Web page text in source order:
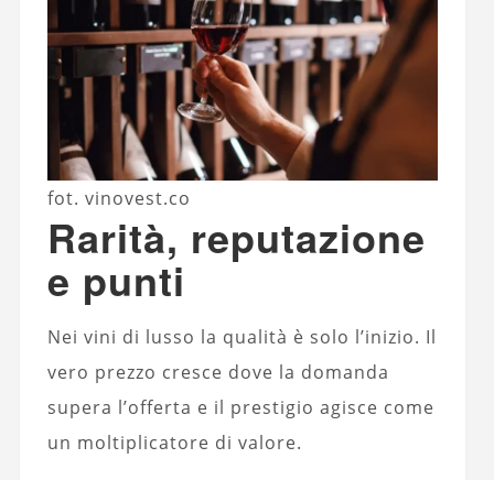
fot. vinovest.co
Rarità, reputazione
e punti
Nei vini di lusso la qualità è solo l’inizio. Il
vero prezzo cresce dove la domanda
supera l’offerta e il prestigio agisce come
un moltiplicatore di valore.